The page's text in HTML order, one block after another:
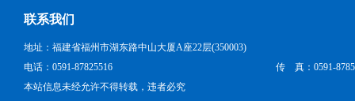
联系我们
地址：福建省福州市湖东路中山大厦A座22层(350003)
电话：0591-87825516
传 真：0591-
本站信息未经允许不得转载，违者必究